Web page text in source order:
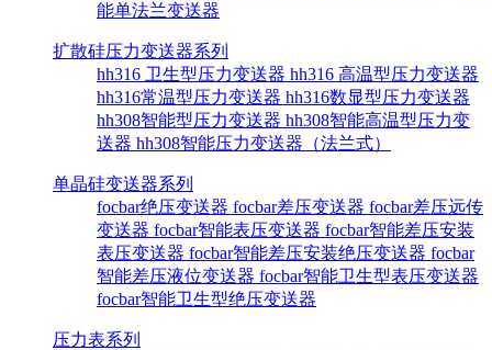
能单法兰变送器
扩散硅压力变送器系列
hh316 卫生型压力变送器 hh316 高温型压力变送器
hh316常温型压力变送器 hh316数显型压力变送器
hh308智能型压力变送器 hh308智能高温型压力变
送器 hh308智能压力变送器（法兰式）
单晶硅变送器系列
focbar绝压变送器 focbar差压变送器 focbar差压远传
变送器 focbar智能表压变送器 focbar智能差压安装
表压变送器 focbar智能差压安装绝压变送器 focbar
智能差压液位变送器 focbar智能卫生型表压变送器
focbar智能卫生型绝压变送器
压力表系列